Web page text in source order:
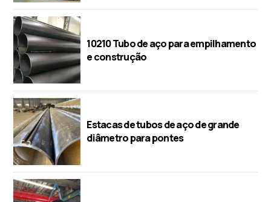
10210 Tubo de aço para empilhamento
e construção
Estacas de tubos de aço de grande
diâmetro para pontes